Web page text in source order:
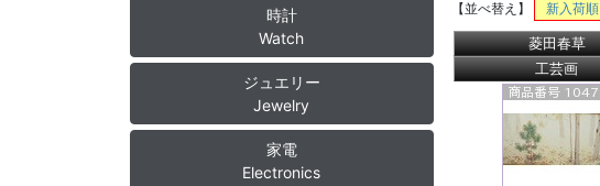
【並べ替え】 新入荷順
菱田春草
工芸画
時計
Watch
ジュエリー
Jewelry
家電
Electronics